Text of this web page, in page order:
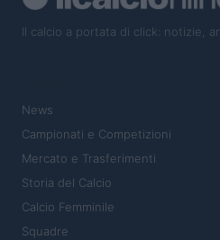
Il calcio a portata di click: notizie,
News
Campionati e Competizioni
Mercato e Trasferimenti
Storia del Calcio
Calcio Femminile
Squadre